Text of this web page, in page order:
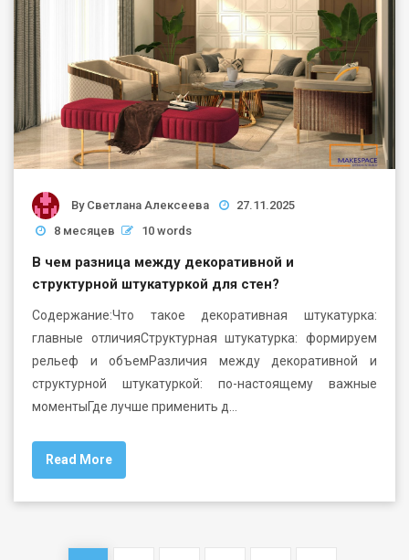
By Светлана Алексеева
27.11.2025
8 месяцев
10 words
В чем разница между декоративной и
структурной штукатуркой для стен?
Содержание:Что такое декоративная штукатурка:
главные отличияСтруктурная штукатурка: формируем
рельеф и объемРазличия между декоративной и
структурной штукатуркой: по-настоящему важные
моментыГде лучше применить д…
Read More